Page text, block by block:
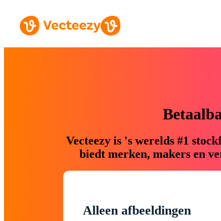
Vecteezy is 's werelds #1
biedt merken, makers en
Alleen afbeeldingen